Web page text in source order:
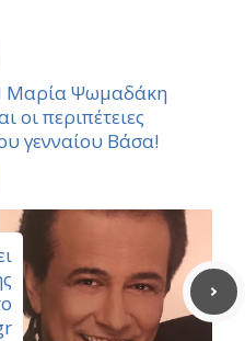
Μαρία Ψωμαδάκη
οι περιπέτειες
γενναίου Βάσα!